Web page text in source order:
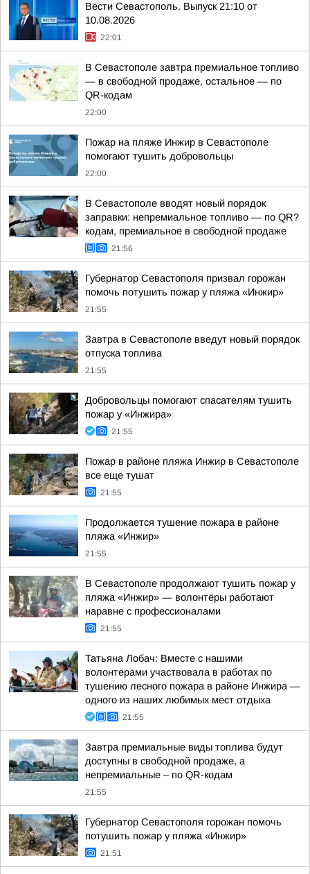
Вести Севастополь. Выпуск 21:10 от
10.08.2026
22:01
В Севастополе завтра премиальное топливо
— в свободной продаже, остальное — по
QR-кодам
22:00
Пожар на пляже Инжир в Севастополе
помогают тушить добровольцы
22:00
В Севастополе вводят новый порядок
заправки: непремиальное топливо — по QR?
кодам, премиальное в свободной продаже
21:56
Губернатор Севастополя призвал горожан
помочь потушить пожар у пляжа «Инжир»
21:55
Завтра в Севастополе введут новый порядок
отпуска топлива
21:55
Добровольцы помогают спасателям тушить
пожар у «Инжира»
21:55
Пожар в районе пляжа Инжир в Севастополе
все еще тушат
21:55
Продолжается тушение пожара в районе
пляжа «Инжир»
21:55
В Севастополе продолжают тушить пожар у
пляжа «Инжир» — волонтёры работают
наравне с профессионалами
21:55
Татьяна Лобач: Вместе с нашими
волонтёрами участвовала в работах по
тушению лесного пожара в районе Инжира —
одного из наших любимых мест отдыха
21:55
Завтра премиальные виды топлива будут
доступны в свободной продаже, а
непремиальные – по QR-кодам
21:55
Губернатор Севастополя горожан помочь
потушить пожар у пляжа «Инжир»
21:51